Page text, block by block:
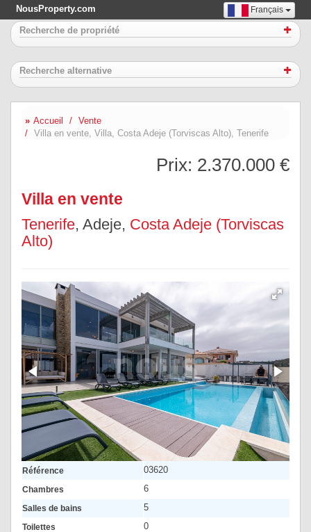
NousProperty.com Français
Recherche de propriété
Recherche alternative
Accueil
Vente
Villa en vente, Villa, Costa Adeje (Torviscas Alto), Tenerife
Prix: 2.370.000 €
Villa en vente
Tenerife, Adeje, Costa Adeje (Torviscas
Alto)
Référence 03620
Chambres 6
Salles de bains 5
Toilettes 0